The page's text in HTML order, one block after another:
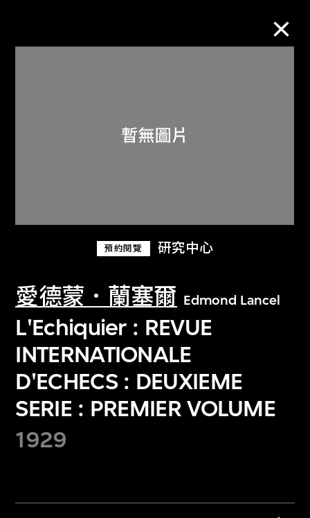
預約閱覽 研究中心
愛德蒙．蘭塞爾 Edmond Lancel
L'Echiquier : REVUE
INTERNATIONALE
D'ECHECS : DEUXIEME
SERIE : PREMIER VOLUME
1929
關於M+藏品
探索世界頂級的二十及二十一世紀視覺
文化藏品。